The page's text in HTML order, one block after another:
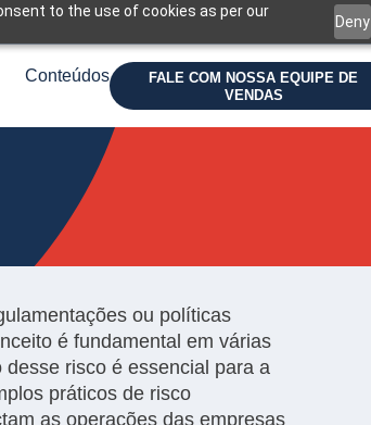
to the use of cookies as per our
Deny
Conteúdos
FALE COM NOSSA EQUIPE DE
VENDAS
ou políticas
é fundamental em várias
risco é essencial para a
práticos de risco
as operações das empresas